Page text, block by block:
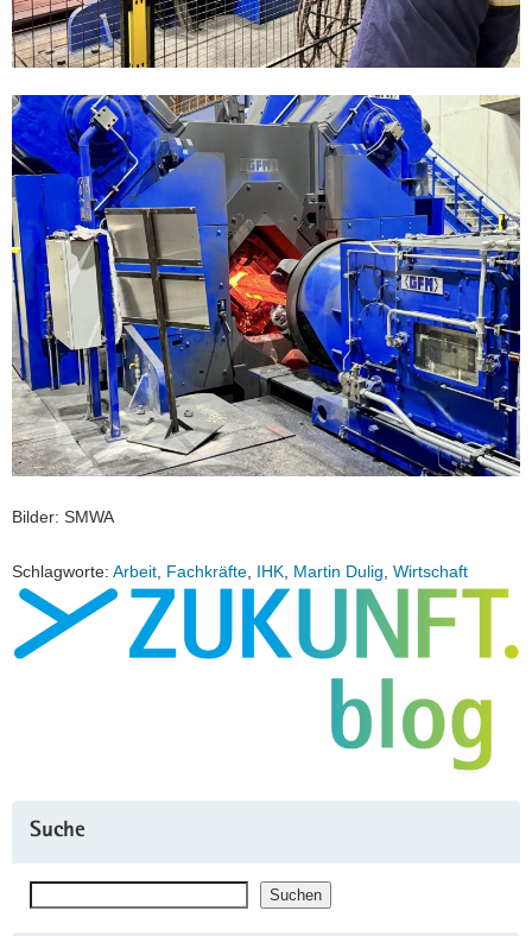
Bilder: SMWA
Schlagworte: Arbeit Fachkräfte IHK Martin Dulig Wirtschaft
Suche
Suchen Suchen